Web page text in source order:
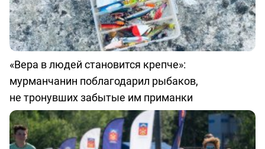
«Вера в людей становится крепче»:
мурманчанин поблагодарил рыбаков,
не тронувших забытые им приманки